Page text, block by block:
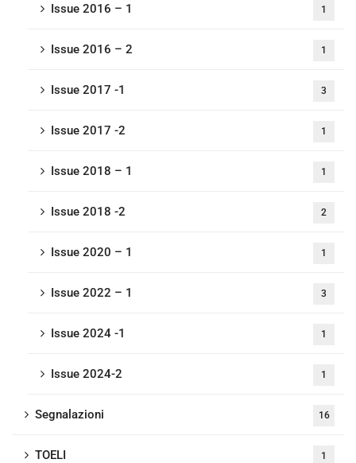
Issue 2016 – 1 1
Issue 2016 – 2 1
Issue 2017 -1 3
Issue 2017 -2 1
Issue 2018 – 1 1
Issue 2018 -2 2
Issue 2020 – 1 1
Issue 2022 – 1 3
Issue 2024 -1 1
Issue 2024-2 1
Segnalazioni 16
TOELI 1